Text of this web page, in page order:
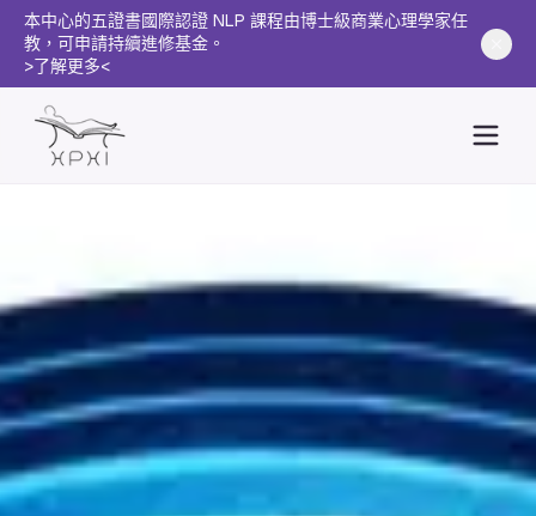
本中心的五證書國際認證 NLP 課程由博士級商業心理學家任
教，可申請持續進修基金。
>了解更多<